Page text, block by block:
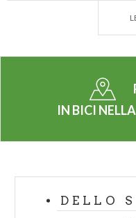
Dopo qualche
secondo il progetto
attraversare il fiume.
diga di Robbiate (m
In questa zona inizia l'
un itinerario
storico-culturale.
IN BICI
DELLO